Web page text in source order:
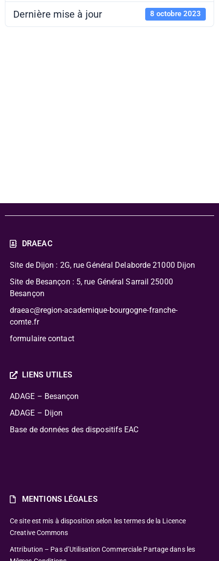
Dernière mise à jour 8 octobre 2023
DRAEAC
Site de Dijon : 2G, rue Général Delaborde 21000 Dijon
Site de Besançon : 5, rue Général Sarrail 25000
Besançon
draeac@region-academique-bourgogne-franche-
comte.fr
formulaire contact
LIENS UTILES
ADAGE – Besançon
ADAGE – Dijon
Base de données des dispositifs EAC
MENTIONS LÉGALES
Ce site est mis à disposition selon les termes de la Licence
Creative Commons
Attribution – Pas d’Utilisation Commerciale Partage dans les